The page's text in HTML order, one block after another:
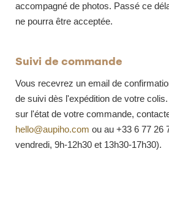
accompagné de photos. Passé ce
ne pourra être acceptée.
Suivi de commande
Vous recevrez un email de
de suivi dès l'expédition de votre
sur l'état de votre commande,
hello@aupiho.com ou au +33 6 77 26
vendredi, 9h-12h30 et 13h30-17h30).